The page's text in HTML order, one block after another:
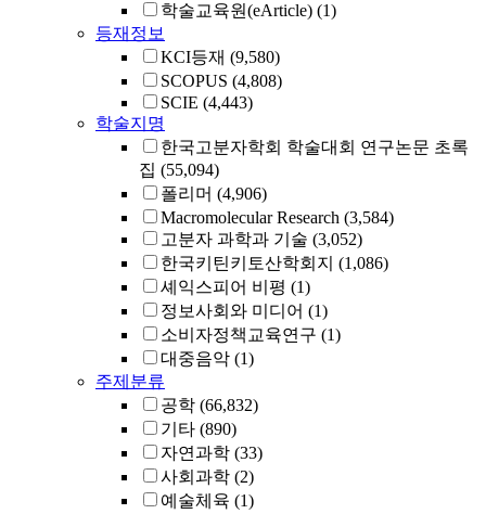
학술교육원(eArticle) (1)
등재정보
KCI등재 (9,580)
SCOPUS (4,808)
SCIE (4,443)
학술지명
한국고분자학회 학술대회 연구논문 초록
집 (55,094)
폴리머 (4,906)
Macromolecular Research (3,584)
고분자 과학과 기술 (3,052)
한국키틴키토산학회지 (1,086)
셰익스피어 비평 (1)
정보사회와 미디어 (1)
소비자정책교육연구 (1)
대중음악 (1)
주제분류
공학 (66,832)
기타 (890)
자연과학 (33)
사회과학 (2)
예술체육 (1)